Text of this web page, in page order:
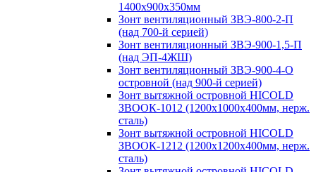
1400х900х350мм
Зонт вентиляционный ЗВЭ-800-2-П
(над 700-й серией)
Зонт вентиляционный ЗВЭ-900-1,5-П
(над ЭП-4ЖШ)
Зонт вентиляционный ЗВЭ-900-4-О
островной (над 900-й серией)
Зонт вытяжной островной HICOLD
ЗВООК-1012 (1200х1000х400мм, нерж.
сталь)
Зонт вытяжной островной HICOLD
ЗВООК-1212 (1200x1200x400мм, нерж.
сталь)